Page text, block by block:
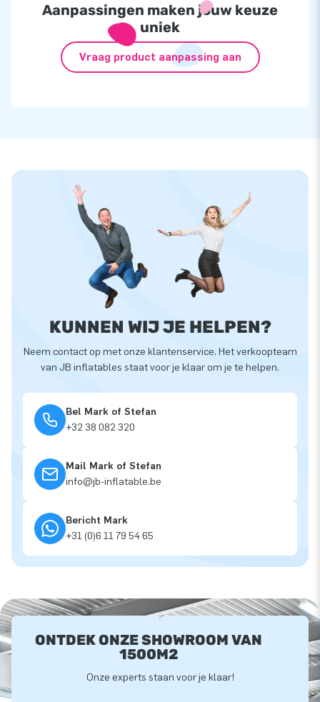
Aanpassingen maken jouw keuze
uniek
Vraag product aanpassing aan
KUNNEN WIJ JE HELPEN?
Neem contact op met onze klantenservice. Het verkoopteam
van JB inflatables staat voor je klaar om je te helpen.
Bel Mark of Stefan
+32 38 082 320
Mail Mark of Stefan
info@jb-inflatable.be
Bericht Mark
+31 (0)6 11 79 54 65
ONTDEK ONZE SHOWROOM VAN
1500M2
Onze experts staan voor je klaar!